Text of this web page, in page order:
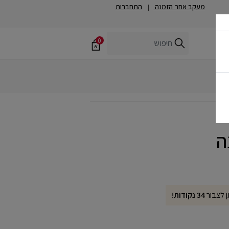
מעקב אחר הזמנה | התחברות
0
לצבור